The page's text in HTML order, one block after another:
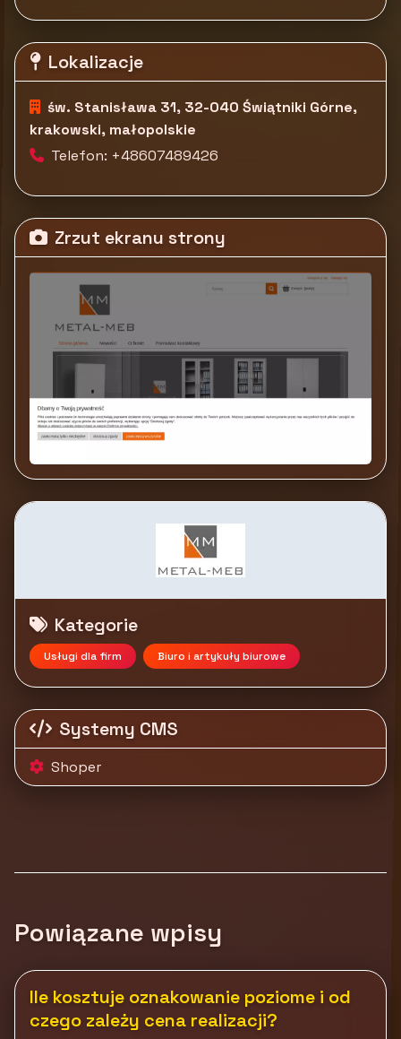
Lokalizacje
św. Stanisława 31, 32-040 Świątniki Górne,
krakowski, małopolskie
Telefon: +48607489426
Zrzut ekranu strony
Kategorie
Usługi dla firm Biuro i artykuły biurowe
Systemy CMS
Shoper
Powiązane wpisy
Ile kosztuje oznakowanie poziome i od
czego zależy cena realizacji?